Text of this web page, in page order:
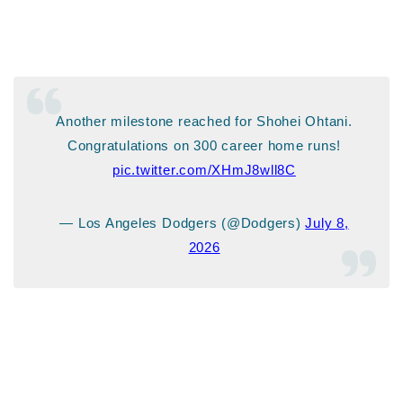
Another milestone reached for Shohei Ohtani.
Congratulations on 300 career home runs!
pic.twitter.com/XHmJ8wll8C
— Los Angeles Dodgers (@Dodgers)July 8,
2026